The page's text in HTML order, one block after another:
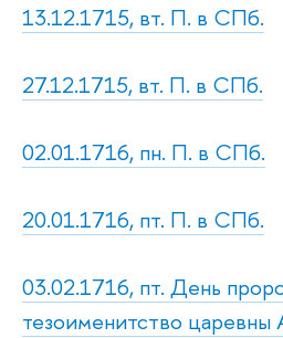
13.12.1715, вт. П. в СПб.
27.12.1715, вт. П. в СПб.
02.01.1716, пн. П. в СПб.
20.01.1716, пт. П. в СПб.
03.02.1716, пт. День
тезоименитство